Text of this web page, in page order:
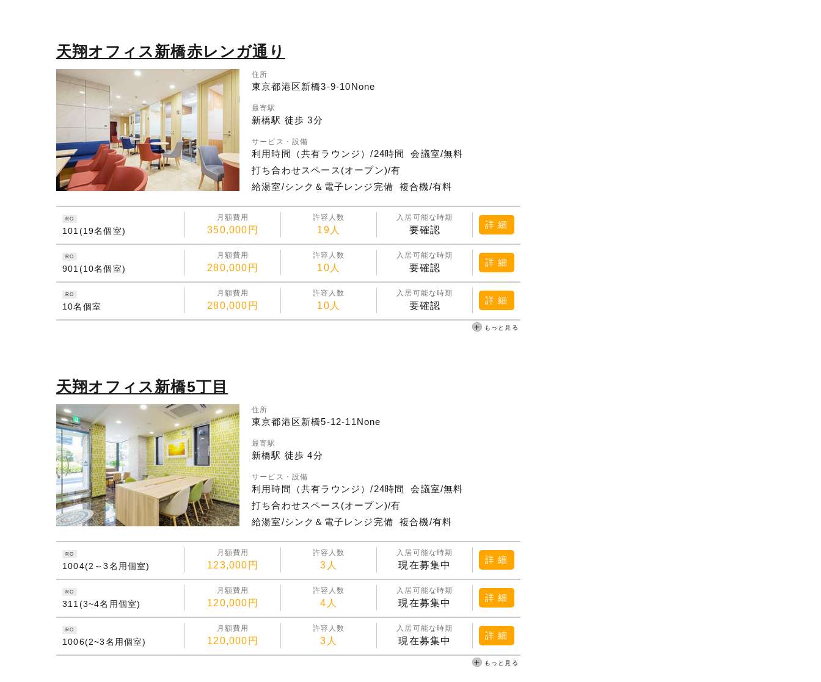
天翔オフィス新橋赤レンガ通り
住所
東京都港区新橋3-9-10None
最寄駅
新橋駅 徒歩 3分
サービス・設備
利用時間（共有ラウンジ）/24時間
会議室/無料
打ち合わせスペース(オープン)/有
給湯室/シンク＆電子レンジ完備
複合機/有料
RO
101(19名個室)
月額費用
350,000円
許容人数
19人
入居可能な時期
要確認
詳 細
RO
901(10名個室)
月額費用
280,000円
許容人数
10人
入居可能な時期
要確認
詳 細
RO
10名個室
月額費用
280,000円
許容人数
10人
入居可能な時期
要確認
詳 細
もっと見る
天翔オフィス新橋5丁目
住所
東京都港区新橋5-12-11None
最寄駅
新橋駅 徒歩 4分
サービス・設備
利用時間（共有ラウンジ）/24時間
会議室/無料
打ち合わせスペース(オープン)/有
給湯室/シンク＆電子レンジ完備
複合機/有料
RO
1004(2～3名用個室)
月額費用
123,000円
許容人数
3人
入居可能な時期
現在募集中
詳 細
RO
311(3~4名用個室)
月額費用
120,000円
許容人数
4人
入居可能な時期
現在募集中
詳 細
RO
1006(2~3名用個室)
月額費用
120,000円
許容人数
3人
入居可能な時期
現在募集中
詳 細
もっと見る